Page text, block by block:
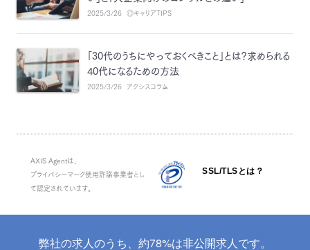
2025/3/26 ◎キャリアTIPS
「30代のうちにやっておくべきこと」とは？求められる
40代になるための方法
2025/3/26 アクシスコラム
AXIS Agentは、
プライバシーマーク使用許諾事業者とし
て認定されています。
SSL/TLSとは？
弊社の求人のうち、約78%は非公開求人です。